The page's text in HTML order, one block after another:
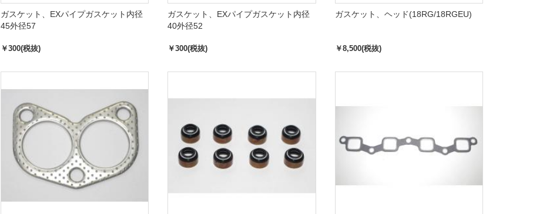
ガスケット、EXパイプガスケット内径
45外径57
￥300(税抜)
ガスケット、EXパイプガスケット内径
40外径52
￥300(税抜)
ガスケット、ヘッド(18RG/18RGEU)
￥8,500(税抜)